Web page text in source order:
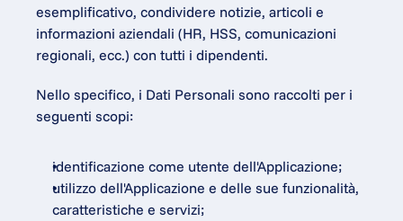
esemplificativo, condividere notizie, articoli e
informazioni aziendali (HR, HSS, comunicazioni
regionali, ecc.) con tutti i dipendenti.
Nello specifico, i Dati Personali sono raccolti per i
seguenti scopi:
identificazione come utente dell'Applicazione;
utilizzo dell'Applicazione e delle sue funzionalità,
caratteristiche e servizi;